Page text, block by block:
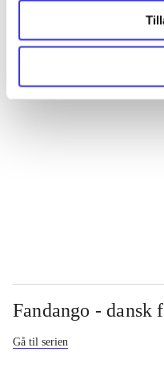
...
Fandango - dansk
Gå til serien